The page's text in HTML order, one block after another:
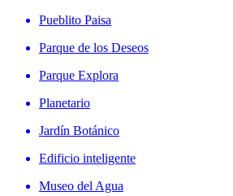
Pueblito Paisa
Parque de los Deseos
Parque Explora
Planetario
Jardín Botánico
Edificio inteligente
Museo del Agua